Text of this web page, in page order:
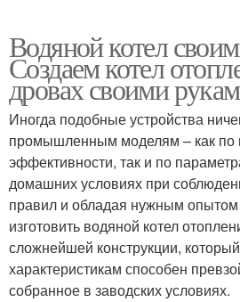
Водяной котел
Создаем котел
дровах своими
Иногда подобные устройства
промышленным моделям – как по
эффективности, так и по
домашних условиях при
правил и обладая нужным
изготовить водяной котел
сложнейшей конструкции,
характеристикам способен
собранное в заводских условиях.